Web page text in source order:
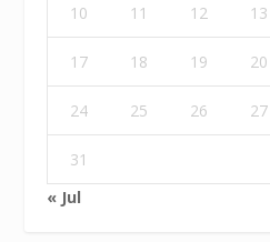
10 11 12 13
17 18 19 20
24 25 26 27
31
« Jul